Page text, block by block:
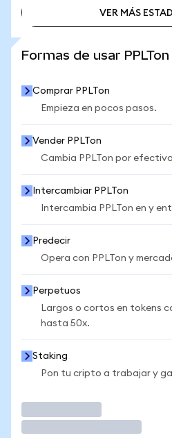
VER MÁS
Formas de usar
Comprar PPLTon
Empieza en pocos pasos.
Vender PPLTon
Cambia PPLTon por
Intercambiar PPLTon
Intercambia PPLTon en y
Predecir
Opera con PPLTon y
Perpetuos
Largos o cortos en tokens
hasta 50x.
Staking
Pon tu cripto a trabajar y